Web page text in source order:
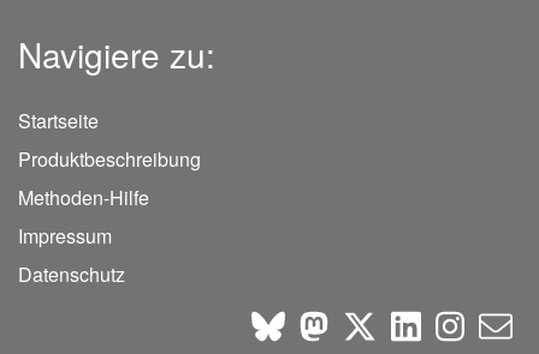
Navigiere zu:
Startseite
Produktbeschreibung
Methoden-Hilfe
Impressum
Datenschutz